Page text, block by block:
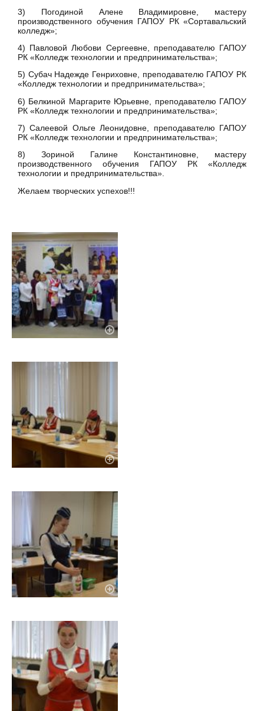
3) Погодиной Алене Владимировне, мастеру
производственного обучения ГАПОУ РК «Сортавальский
колледж»;
4) Павловой Любови Сергеевне, преподавателю ГАПОУ
РК «Колледж технологии и предпринимательства»;
5) Субач Надежде Генриховне, преподавателю ГАПОУ РК
«Колледж технологии и предпринимательства»;
6) Белкиной Маргарите Юрьевне, преподавателю ГАПОУ
РК «Колледж технологии и предпринимательства»;
7) Салеевой Ольге Леонидовне, преподавателю ГАПОУ
РК «Колледж технологии и предпринимательства»;
8) Зориной Галине Константиновне, мастеру
производственного обучения ГАПОУ РК «Колледж
технологии и предпринимательства».
Желаем творческих успехов!!!